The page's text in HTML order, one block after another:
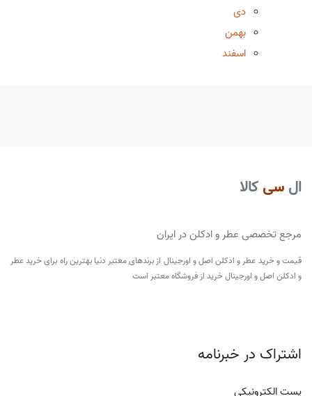
دی
بهمن
اسفند
ال سی کالا
مرجع تخصصی عطر و ادکلن در ایران
قیمت و خرید عطر و ادکلن اصل و اورجینال از برندهای معتبر دنیا بهترین راه برای خرید عطر
و ادکلن اصل و اورجینال خرید از فروشگاه معتبر است
اشتراک در خبرنامه
پست الکترونیکی